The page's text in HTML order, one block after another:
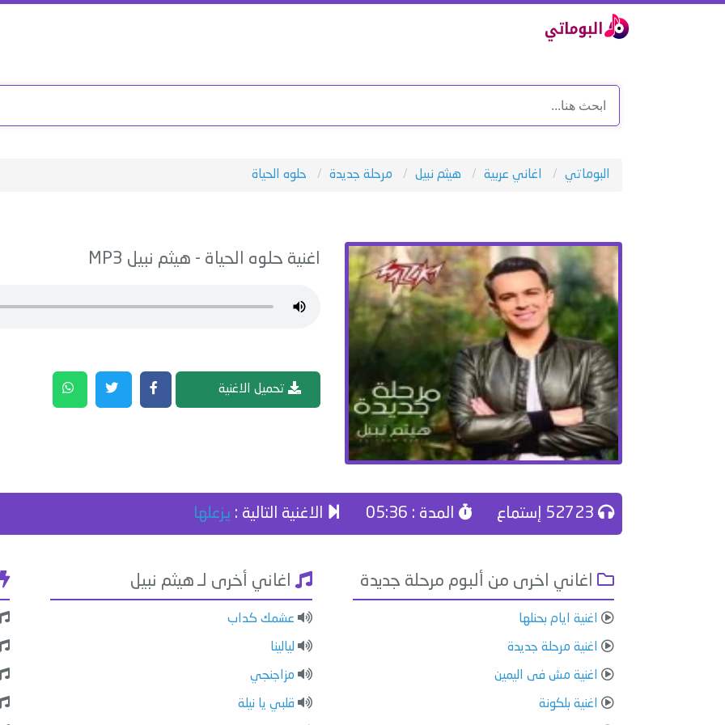
البوماتي اغاني عربية هيثم نبيل مرحلة جديدة حلوه الحياة
اغنية حلوه الحياة - هيثم نبيل
تحميل الاغنية
المدة : 05:36 الاغنية التالية : يزعلها
اغاني اخرى من ألبوم مرحلة جديدة
اغنية ايام بحنلها
اغنية مرحلة جديدة
اغنية مش فى اليمين
اغنية بلكونة
اغاني أخرى لـ هيثم نبيل
عشمك كداب
ليالينا
مزاجنجي
قلبي يا نيلة